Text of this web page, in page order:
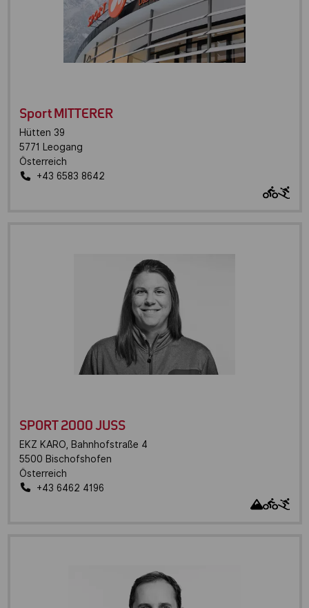
Sport MITTERER
Hütten 39
5771
Leogang
Österreich
+43 6583 8642
SPORT 2000 JUSS
EKZ KARO, Bahnhofstraße 4
5500 Bischofshofen
Österreich
+43 6462 4196